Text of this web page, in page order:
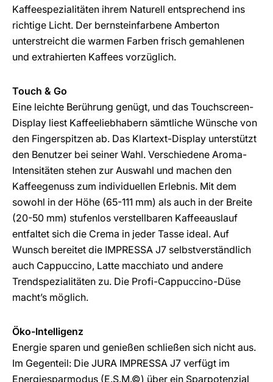
Kaffeespezialitäten ihrem Naturell entsprechend ins
richtige Licht. Der bernsteinfarbene Amberton
unterstreicht die warmen Farben frisch gemahlenen
und extrahierten Kaffees vorzüglich.
Touch & Go
Eine leichte Berührung genügt, und das Touchscreen-
Display liest Kaffeeliebhabern sämtliche Wünsche von
den Fingerspitzen ab. Das Klartext-Display unterstützt
den Benutzer bei seiner Wahl. Verschiedene Aroma-
Intensitäten stehen zur Auswahl und machen den
Kaffeegenuss zum individuellen Erlebnis. Mit dem
sowohl in der Höhe (65-111 mm) als auch in der Breite
(20-50 mm) stufenlos verstellbaren Kaffeeauslauf
entfaltet sich die Crema in jeder Tasse ideal. Auf
Wunsch bereitet die IMPRESSA J7 selbstverständlich
auch Cappuccino, Latte macchiato und andere
Trendspezialitäten zu. Die Profi-Cappuccino-Düse
macht’s möglich.
Öko-Intelligenz
Energie sparen und genießen schließen sich nicht aus.
Im Gegenteil: Die JURA IMPRESSA J7 verfügt im
Energiesparmodus (E.S.M.©) über ein Sparpotenzial